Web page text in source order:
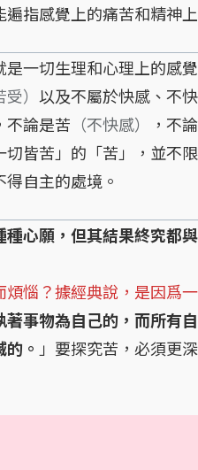
指感覺上的痛苦和精神
一切生理和心理上的感
受） 以及不屬於快感、不
不論是苦 （不快感）
，不
皆苦」的「苦」，並不
得自主的處境。
心願，但其結果終究都
惱？據經典說，是因爲
著事物為自己的，而所有
。 」要探究苦，必須更